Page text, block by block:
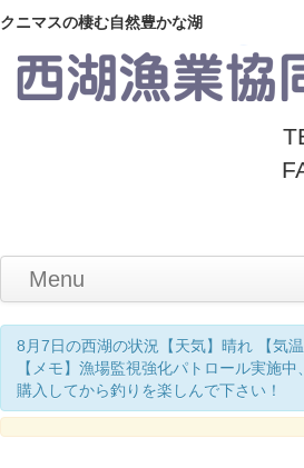
クニマスの棲む自然豊かな湖
Menu
Home
釣り情報
マナーとお願い
クニマス展示館
漁協からのお知らせ
お問い合わせ
8月7日の西湖の状況【天気】晴れ 【気
【メモ】漁場監視強化パトロール実施
購入してから釣りを楽しんで下さい！